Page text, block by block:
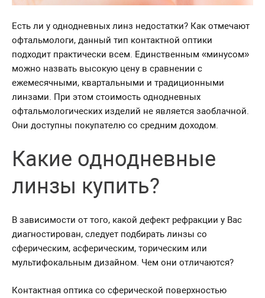
Есть ли у однодневных линз недостатки? Как отмечают
офтальмологи, данный тип контактной оптики
подходит практически всем. Единственным «минусом»
можно назвать высокую цену в сравнении с
ежемесячными, квартальными и традиционными
линзами. При этом стоимость однодневных
офтальмологических изделий не является заоблачной.
Они доступны покупателю со средним доходом.
Какие однодневные
линзы купить?
В зависимости от того, какой дефект рефракции у Вас
диагностирован, следует подбирать линзы со
сферическим, асферическим, торическим или
мультифокальным дизайном. Чем они отличаются?
Контактная оптика со сферической поверхностью